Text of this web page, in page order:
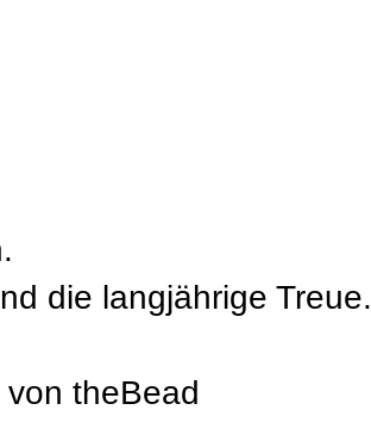
die langjährige Treue.
theBead